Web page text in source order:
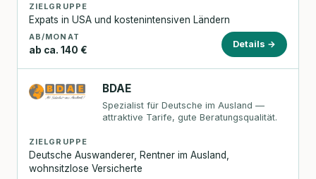
ZIELGRUPPE
Expats in USA und kostenintensiven Ländern
AB/MONAT
ab ca. 140 €
Details →
BDAE
Spezialist für Deutsche im Ausland —
attraktive Tarife, gute Beratungsqualität.
ZIELGRUPPE
Deutsche Auswanderer, Rentner im Ausland,
wohnsitzlose Versicherte